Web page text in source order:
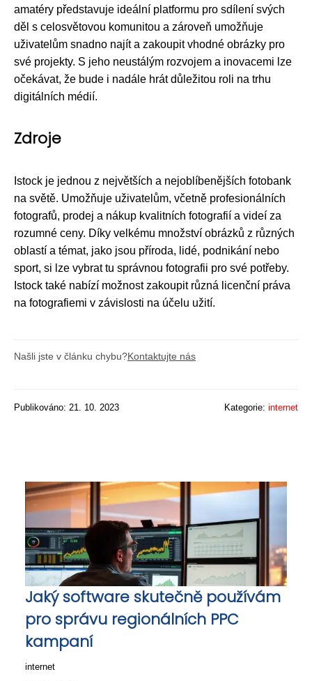
amatéry představuje ideální platformu pro sdílení svých
děl s celosvětovou komunitou a zároveň umožňuje
uživatelům snadno najít a zakoupit vhodné obrázky pro
své projekty. S jeho neustálým rozvojem a inovacemi lze
očekávat, že bude i nadále hrát důležitou roli na trhu
digitálních médií.
Zdroje
Istock je jednou z největších a nejoblíbenějších fotobank
na světě. Umožňuje uživatelům, včetně profesionálních
fotografů, prodej a nákup kvalitních fotografií a videí za
rozumné ceny. Díky velkému množství obrázků z různých
oblastí a témat, jako jsou příroda, lidé, podnikání nebo
sport, si lze vybrat tu správnou fotografii pro své potřeby.
Istock také nabízí možnost zakoupit různá licenční práva
na fotografiemi v závislosti na účelu užití.
Našli jste v článku chybu?Kontaktujte nás
Publikováno: 21. 10. 2023 Kategorie: internet
Jaký software skutečně používám
pro správu regionálních PPC
kampaní
internet